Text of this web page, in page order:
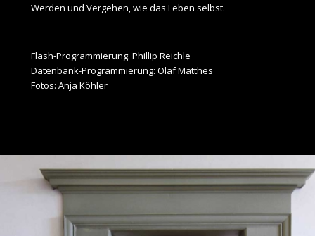
Werden und Vergehen, wie das Leben selbst.
Flash-Programmierung: Phillip Reichle
Datenbank-Programmierung: Olaf Matthes
Fotos: Anja Köhler